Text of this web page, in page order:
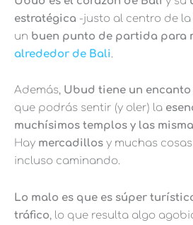
estratégica -justo al centro de
un buen punto de partida para
alrededor de Bali.
Además, Ubud tiene un
que podrás sentir (y oler) la
muchísimos templos y las
Hay mercadillos y muchas
incluso caminando.
Lo malo es que es súper
tráfico, lo que resulta algo